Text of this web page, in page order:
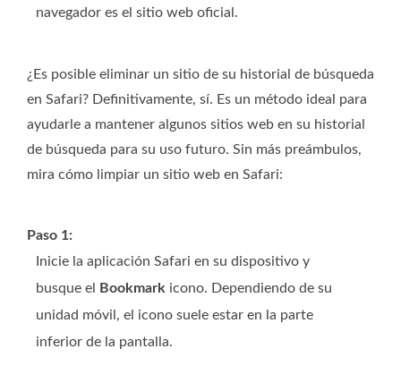
navegador es el sitio web oficial.
¿Es posible eliminar un sitio de su historial de búsqueda
en Safari? Definitivamente, sí. Es un método ideal para
ayudarle a mantener algunos sitios web en su historial
de búsqueda para su uso futuro. Sin más preámbulos,
mira cómo limpiar un sitio web en Safari:
Paso 1:
Inicie la aplicación Safari en su dispositivo y
busque el
Bookmark icono. Dependiendo de su
unidad móvil, el icono suele estar en la parte
inferior de la pantalla.